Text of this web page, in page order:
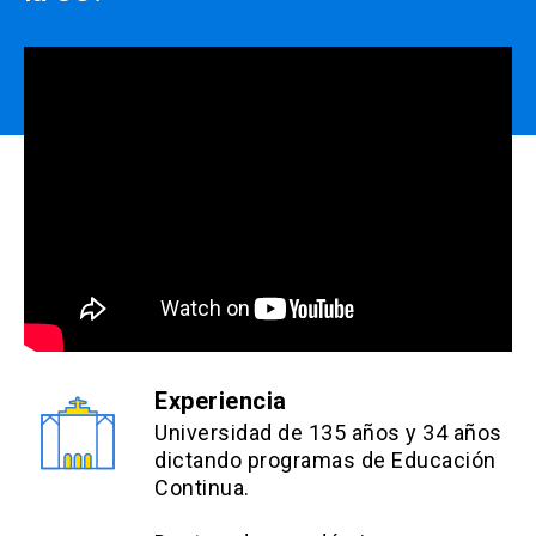
close
Experiencia
Universidad de 135 años y 34 años
dictando programas de Educación
Continua.